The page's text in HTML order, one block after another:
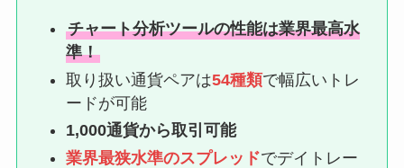
チャート分析ツールの性能は業界最高水
準！
取り扱い通貨ペアは54種類で幅広いトレ
ードが可能
1,000通貨から取引可能
業界最狭水準のスプレッドでデイトレー